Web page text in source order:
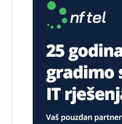
Анонимно2810587 43 пре
Evo dasak vijetra s
pusti ih
Radovana i Ratka kaki